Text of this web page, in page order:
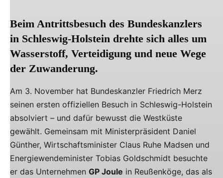
Beim Antrittsbesuch des Bundeskanzlers
in Schleswig-Holstein drehte sich alles um
Wasserstoff, Verteidigung und neue Wege
der Zuwanderung.
Am 3. November hat Bundeskanzler Friedrich Merz
seinen ersten offiziellen Besuch in Schleswig-Holstein
absolviert – und dafür bewusst die Westküste
gewählt. Gemeinsam mit Ministerpräsident Daniel
Günther, Wirtschaftsminister Claus Ruhe Madsen und
Energiewendeminister Tobias Goldschmidt besuchte
er das Unternehmen GP Joule in Reußenköge, das als